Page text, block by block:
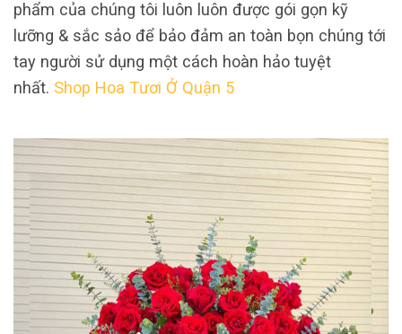
phẩm của chúng tôi luôn luôn được gói gọn kỹ
lưỡng & sắc sảo để bảo đảm an toàn bọn chúng tới
tay người sử dụng một cách hoàn hảo tuyệt
nhất. Shop Hoa Tươi Ở Quận 5